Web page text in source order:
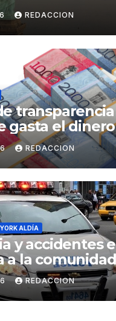
en NYC
REDACCION
gasta el
de
REDACCION
ALDÍA
y accidentes
a la comunidad
REDACCION